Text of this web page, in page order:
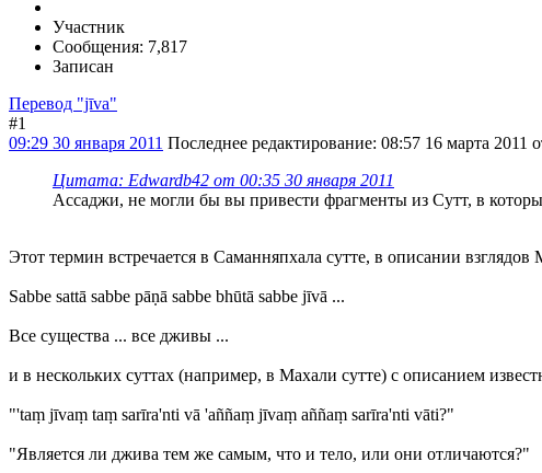
Участник
Сообщения: 7,817
Записан
Перевод "jīva"
#1
09:29 30 января 2011 Последнее редактирование: 08:57 16 марта 2011
Цитата: Edwardb42 от 00:35 30 января 2011
Ассаджи, не могли бы вы привести фрагменты из Сутт, в
Этот термин встречается в Саманняпхала сутте, в описании
Sabbe sattā sabbe pāṇā sabbe bhūtā sabbe jīvā ...
Все существа ... все дживы ...
и в нескольких суттах (например, в Махали сутте) с описанием
"'taṃ jīvaṃ taṃ sarīra'nti vā 'aññaṃ jīvaṃ aññaṃ sarīra'nti vāti?"
"Является ли джива тем же самым, что и тело, или они отличаются?"